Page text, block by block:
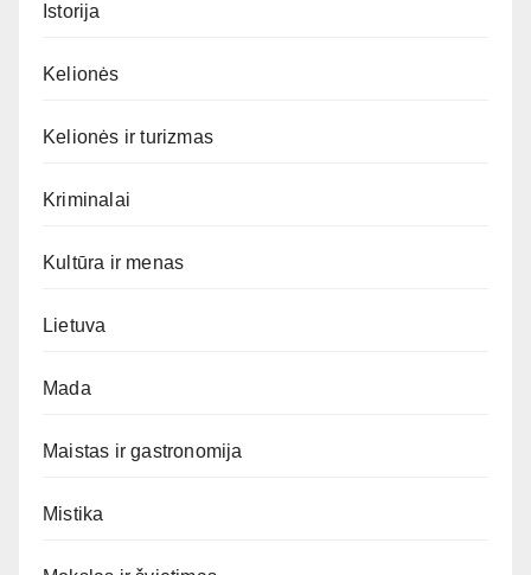
Istorija
Kelionės
Kelionės ir turizmas
Kriminalai
Kultūra ir menas
Lietuva
Mada
Maistas ir gastronomija
Mistika